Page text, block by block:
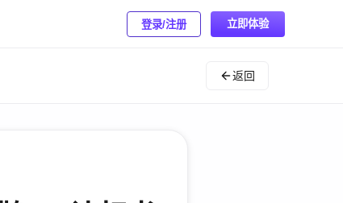
登录/注册 立即体验
返回